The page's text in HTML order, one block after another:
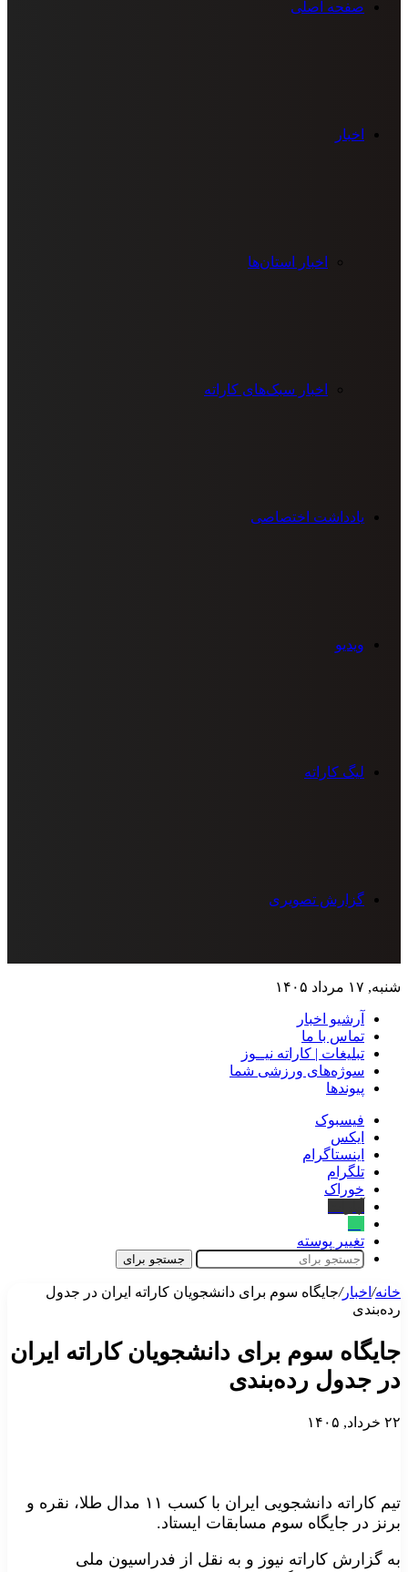
صفحه اصلی
اخبار
اخبار استان‌ها
اخبار سبک‌های کاراته
یادداشت اختصاصی
ویدیو
لیگ کاراته
گزارش تصویری
شنبه, ۱۷ مرداد ۱۴۰۵
آرشیو اخبار
تماس‌ با‌ ما
تبلیغات | کاراته نیــوز
سوژه‌های ورزشی شما
پیوندها
فیسبوک
ایکس
اینستاگرام
تلگرام
خوراک
تغییر پوسته
جستجو برای
خانه/ اخبار/جایگاه سوم برای دانشجویان کاراته ایران در جدول
رده‌بندی
جایگاه سوم برای دانشجویان کاراته ایران
در جدول رده‌بندی
۲۲ خرداد, ۱۴۰۵
تیم کاراته دانشجویی ایران با کسب ۱۱ مدال طلا، نقره و
برنز در جایگاه سوم مسابقات ایستاد.
به گزارش کاراته نیوز و به نقل از فدراسیون ملی